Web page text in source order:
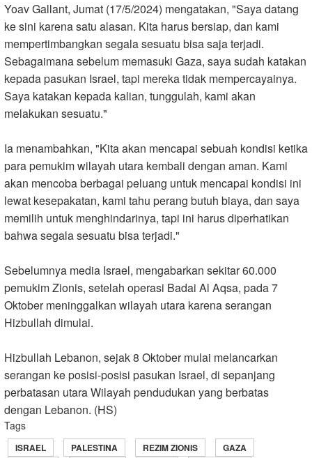
Yoav Gallant, Jumat (17/5/2024) mengatakan, "Saya datang
ke sini karena satu alasan. Kita harus bersiap, dan kami
mempertimbangkan segala sesuatu bisa saja terjadi.
Sebagaimana sebelum memasuki Gaza, saya sudah katakan
kepada pasukan Israel, tapi mereka tidak mempercayainya.
Saya katakan kepada kalian, tunggulah, kami akan
melakukan sesuatu."
Ia menambahkan, "Kita akan mencapai sebuah kondisi ketika
para pemukim wilayah utara kembali dengan aman. Kami
akan mencoba berbagai peluang untuk mencapai kondisi ini
lewat kesepakatan, kami tahu perang butuh biaya, dan saya
memilih untuk menghindarinya, tapi ini harus diperhatikan
bahwa segala sesuatu bisa terjadi."
Sebelumnya media Israel, mengabarkan sekitar 60.000
pemukim Zionis, setelah operasi Badai Al Aqsa, pada 7
Oktober meninggalkan wilayah utara karena serangan
Hizbullah dimulai.
Hizbullah Lebanon, sejak 8 Oktober mulai melancarkan
serangan ke posisi-posisi pasukan Israel, di sepanjang
perbatasan utara Wilayah pendudukan yang berbatas
dengan Lebanon. (HS)
Tags
ISRAEL PALESTINA REZIM ZIONIS
GAZA